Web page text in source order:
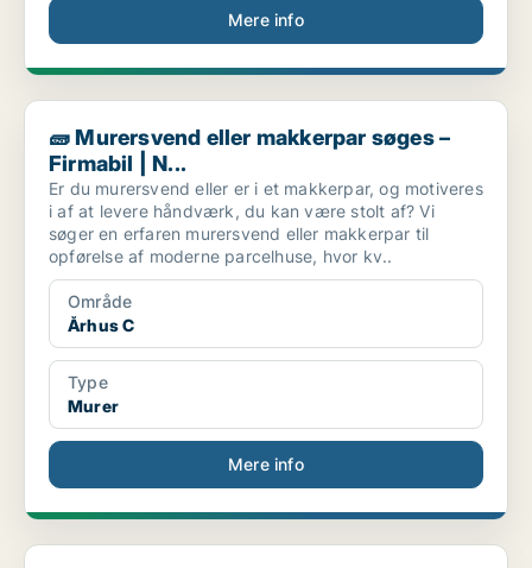
Mere info
🧱 Murersvend eller makkerpar søges – Firmabil | N...
🧱 Murersvend eller makkerpar søges –
Firmabil | N...
Er du murersvend eller er i et makkerpar, og motiveres
i af at levere håndværk, du kan være stolt af? Vi
søger en erfaren murersvend eller makkerpar til
opførelse af moderne parcelhuse, hvor kv..
Område
Århus C
Type
Murer
Mere info
Murer